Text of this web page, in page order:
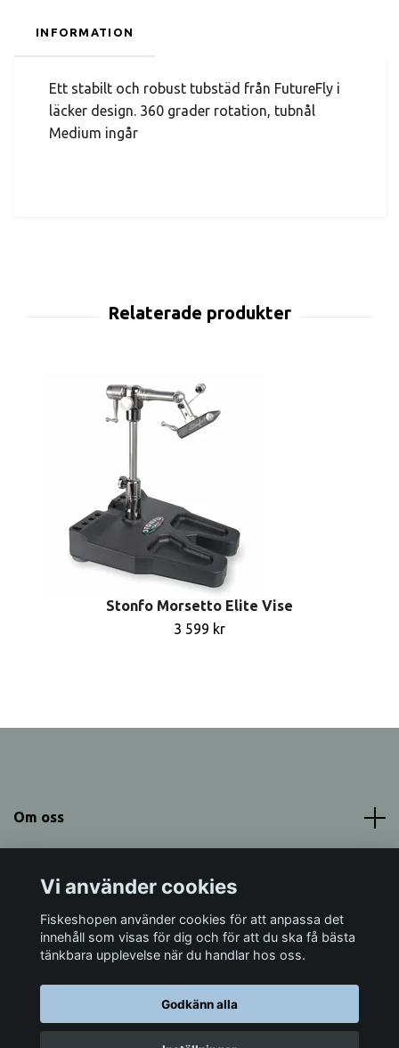
INFORMATION
Ett stabilt och robust tubstäd från FutureFly i
läcker design. 360 grader rotation, tubnål
Medium ingår
Stonfo Morsetto Elite Vise
3 599 kr
Om oss
Sociala medier
© 2026 Fiskeshopen Mörrum
Vi använder cookies
Fiskeshopen använder cookies för att anpassa det
innehåll som visas för dig och för att du ska få bästa
tänkbara upplevelse när du handlar hos oss.
Godkänn alla